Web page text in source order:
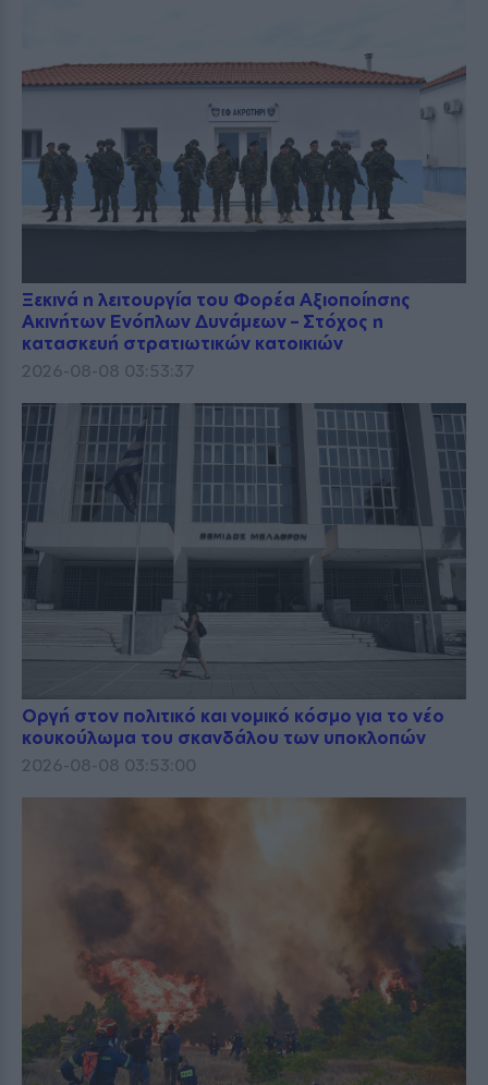
Ξεκινά η λειτουργία του Φορέα Αξιοποίησης
Ακινήτων Ενόπλων Δυνάμεων – Στόχος η
κατασκευή στρατιωτικών κατοικιών
2026-08-08 03:53:37
Οργή στον πολιτικό και νομικό κόσμο για το νέο
κουκούλωμα του σκανδάλου των υποκλοπών
2026-08-08 03:53:00